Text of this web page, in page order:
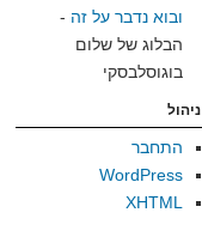
ובוא נדבר על זה -
הבלוג של שלום
בוגוסלבסקי
ניהול
התחבר
WordPress
XHTML